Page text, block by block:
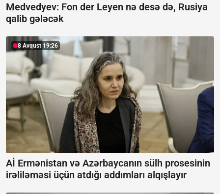
Medvedyev: Fon der Leyen nə desə də, Rusiya
qalib gələcək
8 Avqust 19:26
Aİ Ermənistan və Azərbaycanın sülh prosesinin
irəliləməsi üçün atdığı addımları alqışlayır